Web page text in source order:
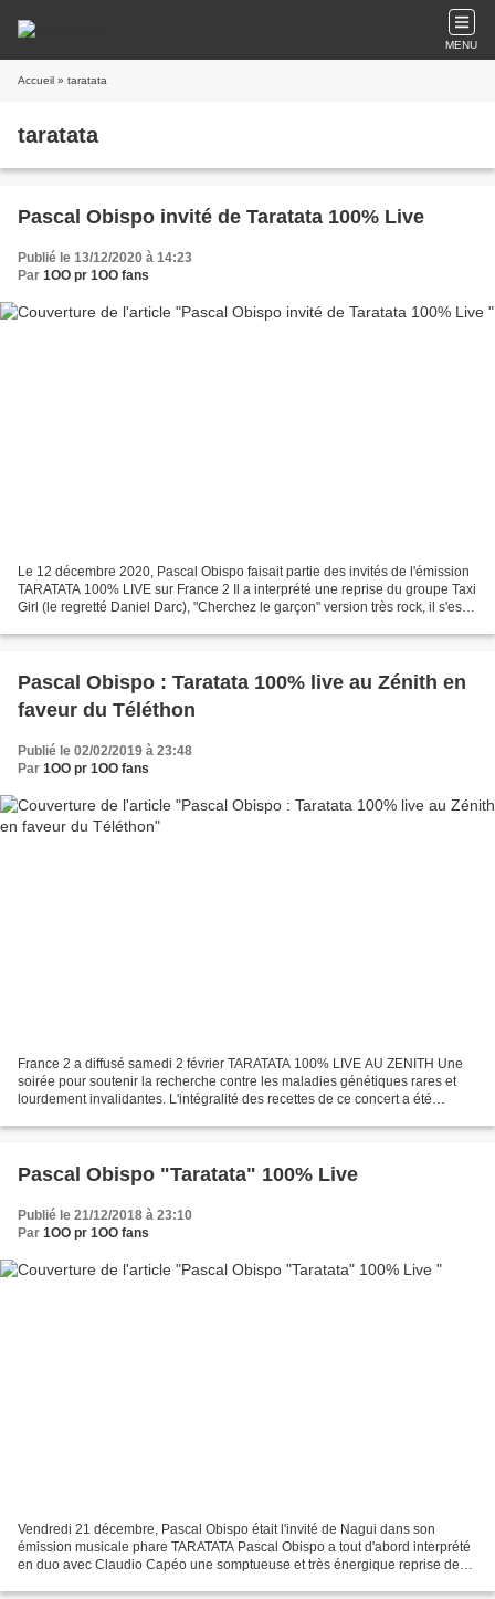
MENU
Accueil » taratata
taratata
Pascal Obispo invité de Taratata 100% Live
Publié le 13/12/2020 à 14:23
Par 1OO pr 1OO fans
Le 12 décembre 2020, Pascal Obispo faisait partie des invités de l'émission
TARATATA 100% LIVE sur France 2 Il a interprété une reprise du groupe Taxi
Girl (le regretté Daniel Darc), "Cherchez le garçon" version très rock, il s'est
Pascal Obispo : Taratata 100% live au Zénith en
faveur du Téléthon
Publié le 02/02/2019 à 23:48
Par 1OO pr 1OO fans
France 2 a diffusé samedi 2 février TARATATA 100% LIVE AU ZENITH Une
soirée pour soutenir la recherche contre les maladies génétiques rares et
lourdement invalidantes. L'intégralité des recettes de ce concert a été
Pascal Obispo "Taratata" 100% Live
Publié le 21/12/2018 à 23:10
Par 1OO pr 1OO fans
Vendredi 21 décembre, Pascal Obispo était l'invité de Nagui dans son
émission musicale phare TARATATA Pascal Obispo a tout d'abord interprété
en duo avec Claudio Capéo une somptueuse et très énergique reprise de